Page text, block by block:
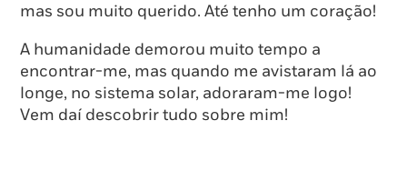
mas sou muito querido. Até tenho um coração!
A humanidade demorou muito tempo a
encontrar-me, mas quando me avistaram lá ao
longe, no sistema solar, adoraram-me logo!
Vem daí descobrir tudo sobre mim!